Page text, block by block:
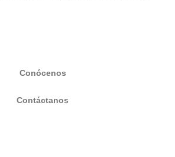
Conócenos
Contáctanos